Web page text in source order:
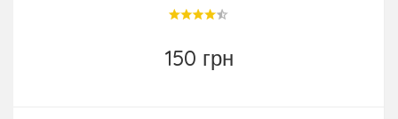
150 грн